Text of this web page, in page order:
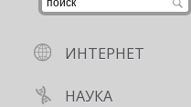
ИНТЕРНЕТ
НАУКА